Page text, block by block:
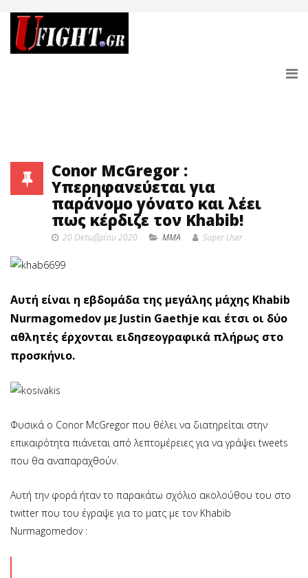
Conor McGregor :
Υπερηφανεύεται για
παράνομο γόνατο και λέει
πως κέρδιζε τον Khabib!
20 Οκτωβρίου 2020 MMA Super User
Αυτή είναι η εβδομάδα της μεγάλης μάχης Khabib
Nurmagomedov με Justin Gaethje και έτσι οι δύο
αθλητές έρχονται ειδησεογραφικά πλήρως στο
προσκήνιο.
Φυσικά ο Conor McGregor που θέλει να διατηρείται στην
επικαιρότητα πιάνεται από λεπτομέρειες για να γράψει tweets
που θα αναπαραχθούν.
Αυτή την φορά ήταν το παρακάτω σχόλιο ακολούθου του στο
twitter που του έγραψε για το ματς με τον Khabib
Nurmagomedov :